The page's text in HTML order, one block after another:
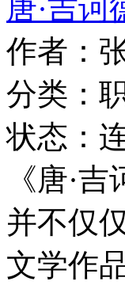
唐·吉诃
作者：
分类：
状态：
《唐·
并不仅
文学作